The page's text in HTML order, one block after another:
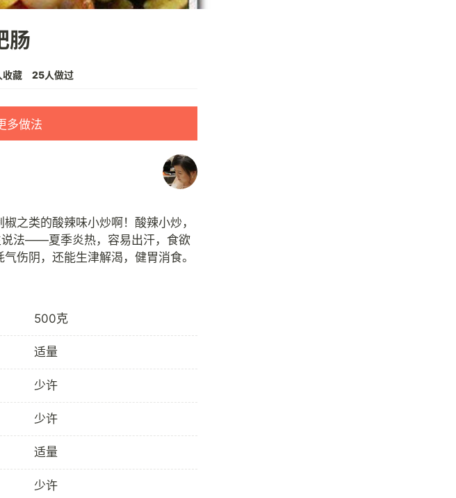
肠
藏 25人做过
多做法
之类的酸辣味小炒啊！酸辣小炒，
说法——夏季炎热，容易出汗，食欲
500克
适量
少许
少许
适量
少许